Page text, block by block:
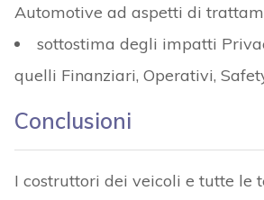
Automotive ad aspetti di
sottostima degli impatti
quelli Finanziari, Operativi,
Conclusioni
I costruttori dei veicoli e tutte le